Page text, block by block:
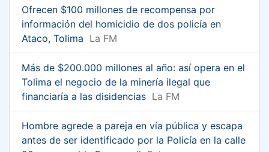
Ofrecen $100 millones de recompensa por
información del homicidio de dos policía en
Ataco, Tolima La FM
Más de $200.000 millones al año: así opera en el
Tolima el negocio de la minería ilegal que
financiaría a las disidencias La FM
Hombre agrede a pareja en vía pública y escapa
antes de ser identificado por la Policía en la calle